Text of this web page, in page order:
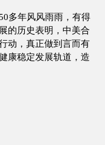
多年风风雨雨，有得
的历史表明，中美合
动，真正做到言而有
康稳定发展轨道，造